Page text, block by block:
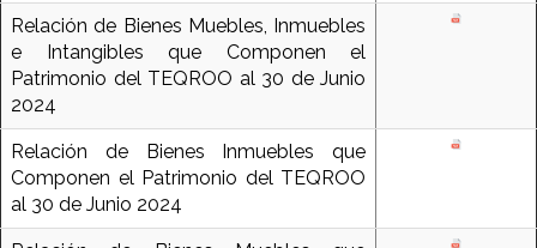
Relación de Bienes Muebles, Inmuebles
e Intangibles que Componen el
Patrimonio del TEQROO al 30 de Junio
2024
Relación de Bienes Inmuebles que
Componen el Patrimonio del TEQROO
al 30 de Junio 2024